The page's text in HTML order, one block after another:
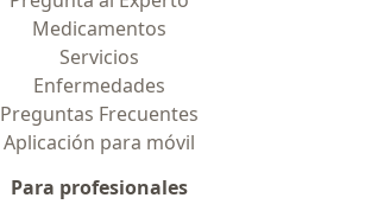
Medicamentos
Servicios
Enfermedades
Preguntas Frecuentes
Aplicación para móvil
Para profesionales